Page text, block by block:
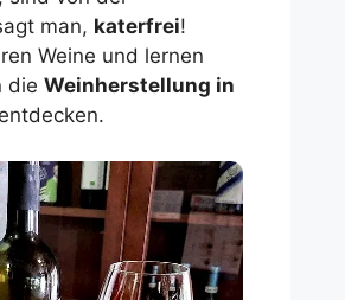
man, katerfrei!
Weine und lernen
die Weinherstellung in